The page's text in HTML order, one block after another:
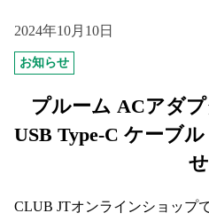
2024年10月10日
お知らせ
プルーム ACアダ
USB Type-C ケーブ
せ
CLUB JTオンラインショップで